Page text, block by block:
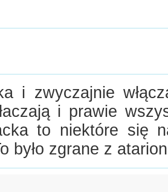
i zwyczajnie
i prawie
to niektóre się
było zgrane z